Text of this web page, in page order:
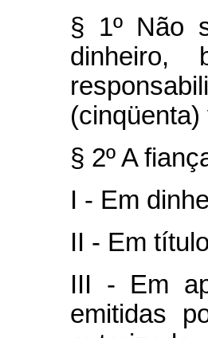
§ 1º Não
§ 2º A
I - Em
II - Em
III - Em
emitidas